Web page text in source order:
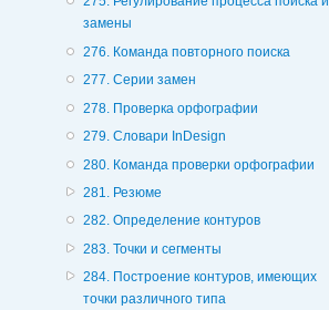
замены
276. Команда повторного поиска
277. Серии замен
278. Проверка орфографии
279. Словари InDesign
280. Команда проверки орфографии
281. Резюме
282. Определение контуров
283. Точки и сегменты
284. Построение контуров, имеющих
точки различного типа